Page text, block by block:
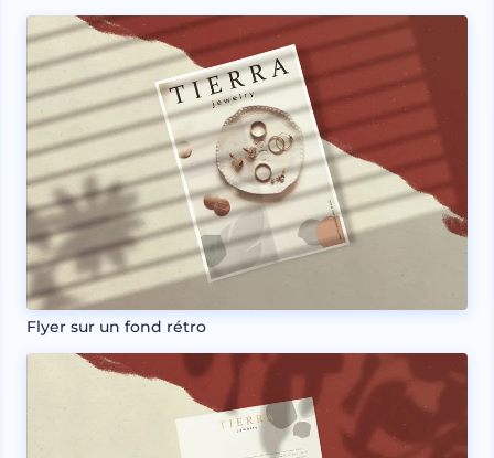
Flyer sur un fond rétro